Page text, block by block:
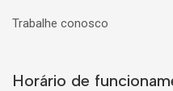
Trabalhe conosco
Horário de